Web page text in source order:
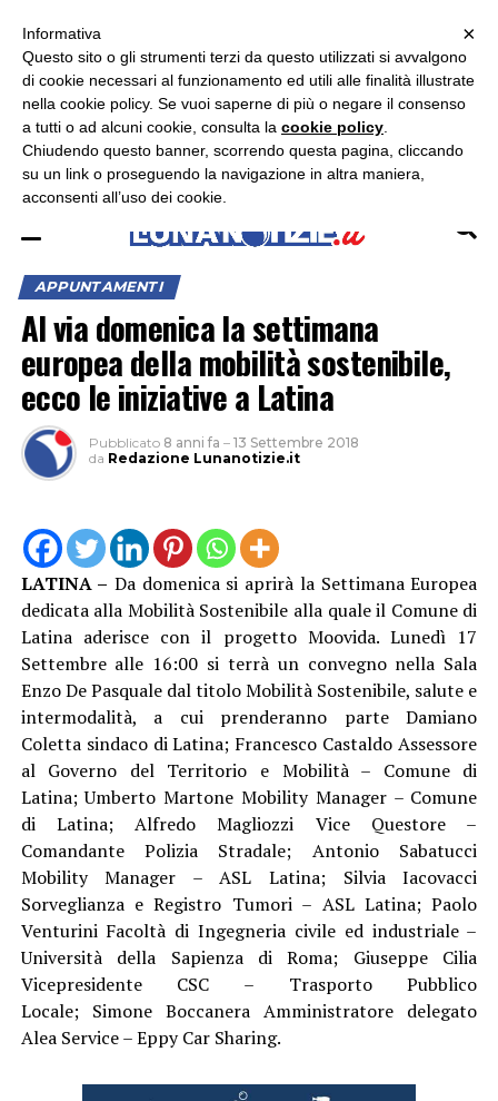
ASCOLTA RADIO LUNA
APPUNTAMENTI
Al via domenica la settimana
europea della mobilità sostenibile,
ecco le iniziative a Latina
Pubblicato 8 anni fa – 13 Settembre 2018
da Redazione Lunanotizie.it
LATINA – Da domenica si aprirà la Settimana Europea
dedicata alla Mobilità Sostenibile alla quale il Comune di
Latina aderisce con il progetto Moovida. Lunedì 17
Settembre alle 16:00 si terrà un convegno nella Sala
Enzo De Pasquale dal titolo Mobilità Sostenibile, salute e
intermodalità, a cui prenderanno parte Damiano
Coletta sindaco di Latina; Francesco Castaldo Assessore
al Governo del Territorio e Mobilità – Comune di
Latina; Umberto Martone Mobility Manager – Comune
di Latina; Alfredo Magliozzi Vice Questore –
Comandante Polizia Stradale; Antonio Sabatucci
Mobility Manager – ASL Latina; Silvia Iacovacci
Sorveglianza e Registro Tumori – ASL Latina; Paolo
Venturini Facoltà di Ingegneria civile ed industriale –
Università della Sapienza di Roma; Giuseppe Cilia
Vicepresidente CSC – Trasporto Pubblico
Locale; Simone Boccanera Amministratore delegato
Alea Service – Eppy Car Sharing.
×
×
Informativa
Questo sito o gli strumenti terzi da questo utilizzati si avvalgono
di cookie necessari al funzionamento ed utili alle finalità illustrate
nella cookie policy. Se vuoi saperne di più o negare il consenso
a tutti o ad alcuni cookie, consulta la cookie policy
Chiudendo questo banner, scorrendo questa pagina, cliccando
su un link o proseguendo la navigazione in altra maniera,
acconsenti all’uso dei cookie.